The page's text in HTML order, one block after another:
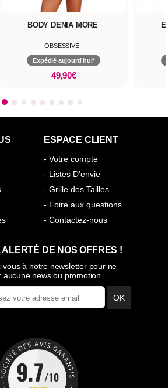
BODY DENIA MORE
OBSESSIVE
Expédié aujourd'hui*
49,90€
ESPACE CLIENT
- Votre compte
- Listes D'envie
- Grille des Tailles
- Foire aux questions
- Contactez-nous
ALERTÉ DE NOS OFFRES !
vous à notre newsletter pour ne
aucune news ou promotion.
OK